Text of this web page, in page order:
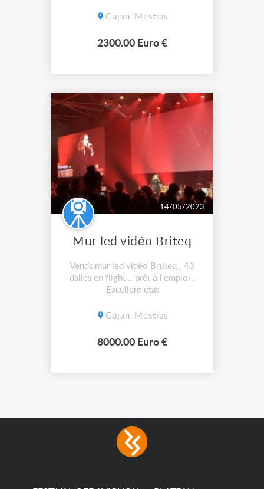
Gujan-Mestras
2300.00 Euro €
14/05/2023
Mur led vidéo Briteq
Vends mur led vidéo Brtiteq.. 43
dalles en flight .. prêt à l’emploi .
Excellent état
Gujan-Mestras
8000.00 Euro €